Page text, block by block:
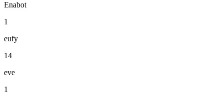
Enabot
1
eufy
14
eve
1